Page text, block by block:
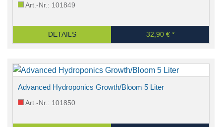
Art.-Nr.: 101849
DETAILS 32,90 € *
Advanced Hydroponics Growth/Bloom 5 Liter
Art.-Nr.: 101850